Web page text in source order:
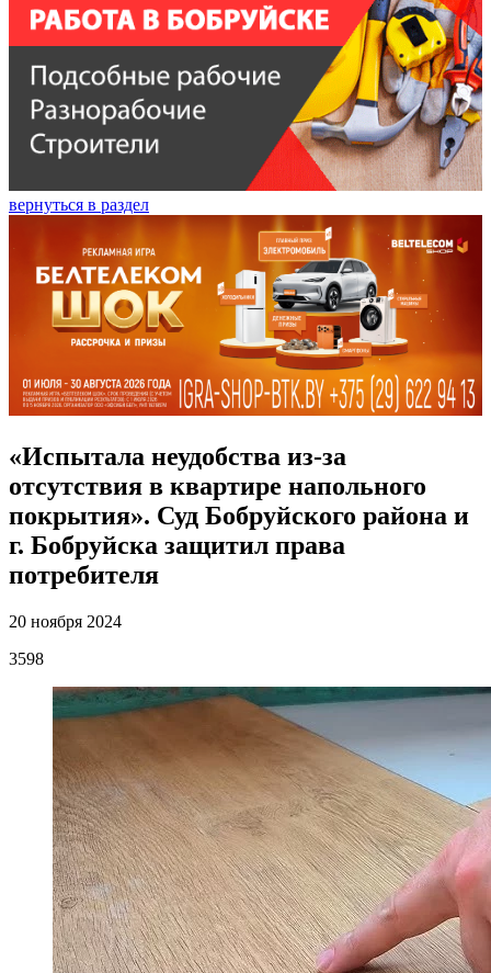
вернуться в раздел
«Испытала неудобства из-за
отсутствия в квартире напольного
покрытия». Суд Бобруйского района и
г. Бобруйска защитил права
потребителя
20 ноября 2024
3598